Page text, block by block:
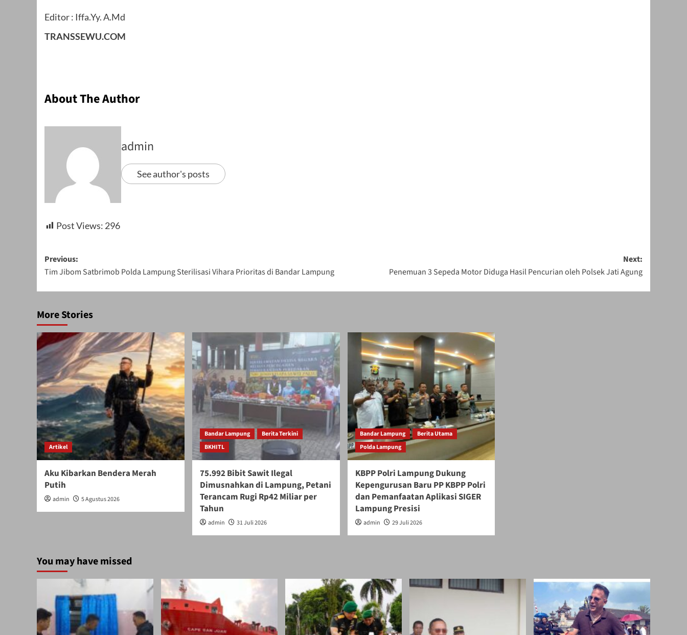
Editor : Iffa.Yy. A.Md
TRANSSEWU.COM
About The Author
admin
See author's posts
Post Views: 296
Post
navigation
Previous:
Tim Jibom Satbrimob Polda Lampung Sterilisasi Vihara Prioritas di Bandar Lampung
Next:
Penemuan 3 Sepeda Motor Diduga Hasil Pencurian oleh Polsek Jati Agung
More Stories
Artikel
Aku Kibarkan Bendera Merah
Putih
admin 5 Agustus 2026
Bandar Lampung
Berita Terkini
BKHITL
75.992 Bibit Sawit Ilegal
Dimusnahkan di Lampung, Petani
Terancam Rugi Rp42 Miliar per
Tahun
admin 31 Juli 2026
Bandar Lampung
Berita Utama
Polda Lampung
KBPP Polri Lampung Dukung
Kepengurusan Baru PP KBPP Polri
dan Pemanfaatan Aplikasi SIGER
Lampung Presisi
admin 29 Juli 2026
You may have missed